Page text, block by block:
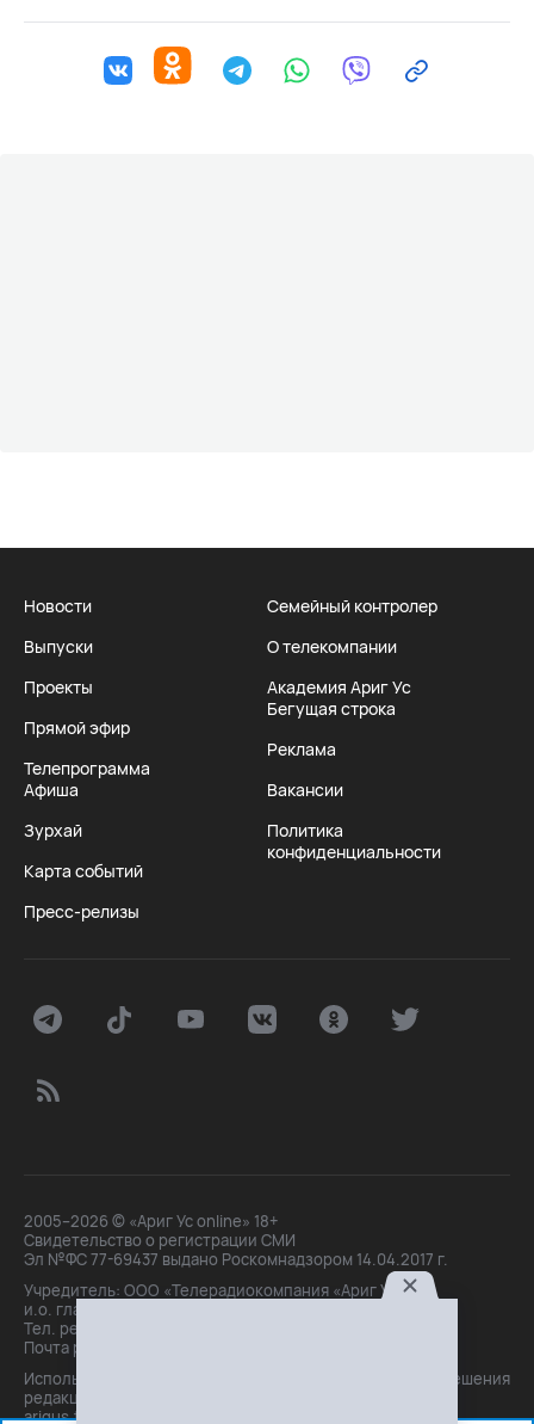
Новости
Выпуски
Проекты
Прямой эфир
Телепрограмма
Афиша
Зурхай
Карта событий
Пресс-релизы
Семейный контролер
О телекомпании
Академия Ариг Ус
Бегущая строка
Реклама
Вакансии
Политика
конфиденциальности
2005–2026 © «Ариг Ус online» 18+
Свидетельство о регистрации СМИ
Эл №ФС 77-69437 выдано Роскомнадзором 14.04.2017 г.
Учредитель: ООО «Телерадиокомпания «Ариг Ус»,
и.о. главного редактора: Маханова О.Б.
Тел. peдakции: +7(3012)21-30-14,
Почта peдakции: editor@arigus.tv
Использование материалов только с письменного разрешения
редакции. При цитировании прямая активная ссылка на
arigus.tv обязательна.